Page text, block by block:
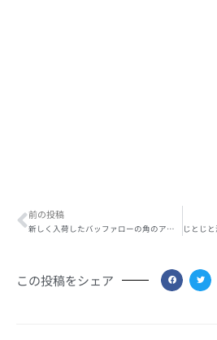
Prev
前の投稿
新しく入荷したバッファローの角のアクセサリーREBORNが人気です
この投稿をシェア